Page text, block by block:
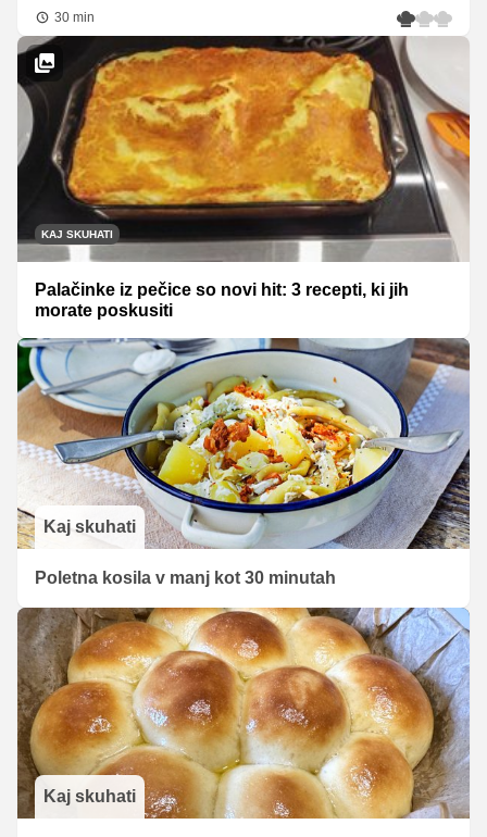
30 min
KAJ SKUHATI
Palačinke iz pečice so novi hit: 3 recepti, ki jih
morate poskusiti
Kaj skuhati
Poletna kosila v manj kot 30 minutah
Kaj skuhati